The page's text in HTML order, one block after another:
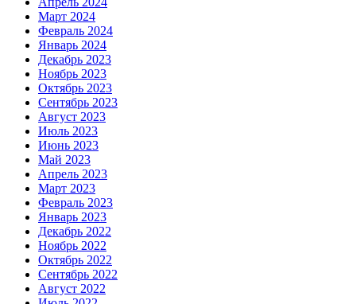
Март 2024
Февраль 2024
Январь 2024
Декабрь 2023
Ноябрь 2023
Октябрь 2023
Сентябрь 2023
Август 2023
Июль 2023
Июнь 2023
Май 2023
Апрель 2023
Март 2023
Февраль 2023
Январь 2023
Декабрь 2022
Ноябрь 2022
Октябрь 2022
Сентябрь 2022
Август 2022